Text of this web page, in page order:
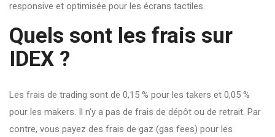
responsive et optimisée pour les écrans tactiles.
Quels sont les frais sur
IDEX ?
Les frais de trading sont de 0,15 % pour les takers et 0,05 %
pour les makers. Il n’y a pas de frais de dépôt ou de retrait. Par
contre, vous payez des frais de gaz (gas fees) pour les